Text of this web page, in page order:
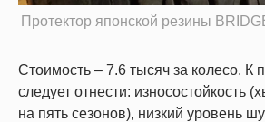
Протектор японской резины
Стоимость – 7.6 тысяч за колесо. К
следует отнести: износостойкость
на пять сезонов), низкий уровень